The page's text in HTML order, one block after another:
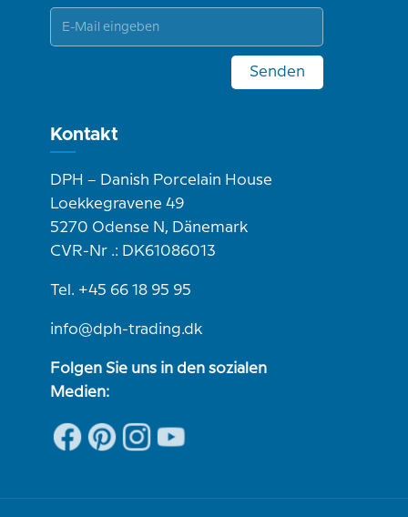
Senden
Kontakt
DPH – Danish Porcelain House
Loekkegravene 49
5270 Odense N, Dänemark
CVR-Nr .: DK61086013
Tel. +45 66 18 95 95
info@dph-trading.dk
Folgen Sie uns in den sozialen
Medien: